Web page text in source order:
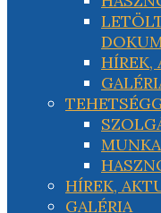
HÍREK,
HÍREK,
GALÉRIA